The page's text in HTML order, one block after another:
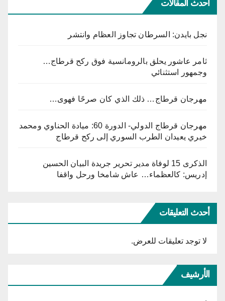
أحدث المقالات
نجل بايدن: السرطان تجاوز العظام وانتشر
ثامر عاشور يحلق بالرومانسية فوق ركح قرطاج…
وجمهور استثنائي
مهرجان قرطاج… ذلك الذي كان صرحًا فهوى…
مهرجان قرطاج الدولي- الدورة 60: ميادة الحناوي ومحمد
خيري يعيدان الطرب السوري إلى ركح قرطاج
الذكرى 15 لوفاة مدير تحرير جريدة البيان الحسين
إدريس: كالعظماء… عاش شامخا ورحل واقفا
أحدث التعليقات
لا توجد تعليقات للعرض.
الأرشيف